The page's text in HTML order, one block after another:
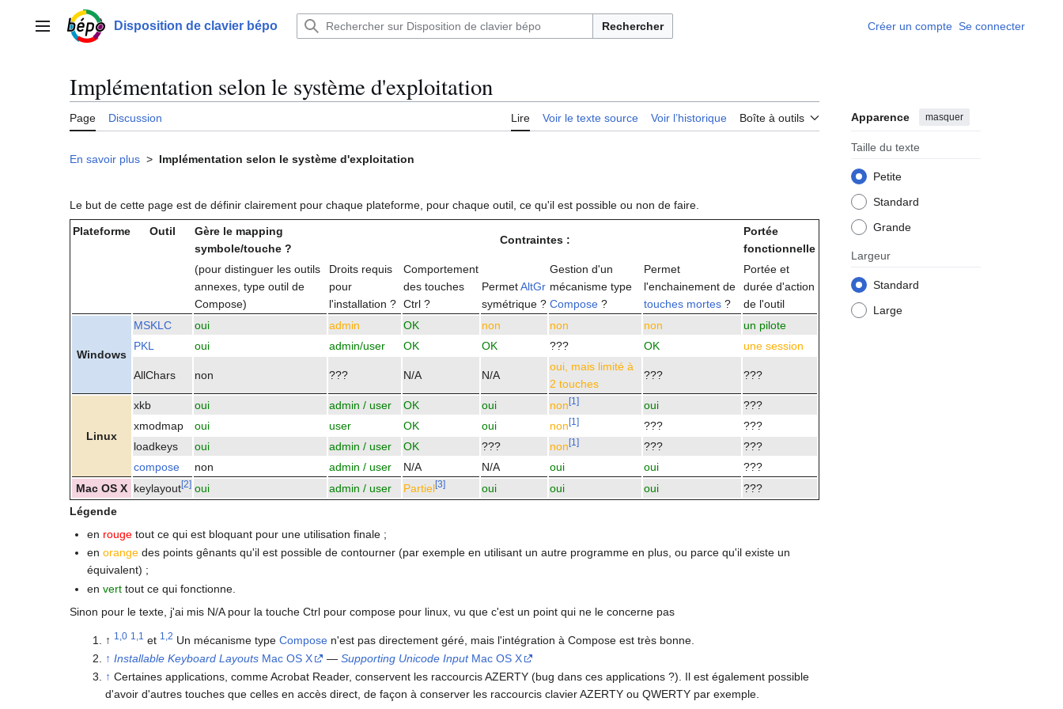
contenuMenu principalDisposition de clavier bépo Rechercher Créer un compte Se connecter
Implémentation selon le système d'exploitation
Page Discussion Lire Voir le texte source Voir l’historique Boîte à outils Apparence masquer
Taille du texte
Petite
Standard
Grande
Largeur
Standard
Large
En savoir plus > Implémentation selon le système d'exploitation
Le but de cette page est de définir clairement pour chaque plateforme, pour chaque outil, ce qu'il est possible ou non de faire.
Plateforme Outil
Gère le mapping
symbole/touche ?
Contraintes :
Portée
fonctionnelle
(pour distinguer les outils
annexes, type outil de
Compose)
Droits requis
pour
l'installation ?
Comportement
des touches
Ctrl ?
PermetAltGr
symétrique ?
Gestion d'un
mécanisme type
Compose ?
Permet
l'enchainement de
touches mortes ?
Portée et
durée d'action
de l'outil
Windows
MSKLC oui admin OK non non non
un pilote
PKL
oui admin/user OK OK ??? OK une session
AllChars non ??? N/A N/A
oui, mais limité à
2 touches
??? ???
Linux
xkb oui admin / user OK oui non [1 ] oui
???
xmodmap
oui user OK oui non [1 ] ???
???
loadkeys
oui admin / user OK ??? non [1 ] ???
???
compose
non admin / user N/A N/A oui oui
???
Mac OS X keylayout[2] oui admin / user Partiel[3] oui oui oui
???
Légende
en rouge tout ce qui est bloquant pour une utilisation finale ;
enorange des points gênants qu'il est possible de contourner (par exemple en utilisant un autre programme en plus, ou parce qu'il existe un
équivalent) ;
envert tout ce qui fonctionne.
Sinon pour le texte, j'ai mis N/A pour la touche Ctrl pour compose pour linux, vu que c'est un point qui ne le concerne pas
↑ 1,0 1,1 et 1,2 Un mécanisme type Composen'est pas directement géré, mais l'intégration à Compose est très bonne.
↑ Installable Keyboard LayoutsMac OS X — Supporting Unicode InputMac OS X
↑ Certaines applications, comme Acrobat Reader, conservent les raccourcis AZERTY (bug dans ces applications ?). Il est également possible
d'avoir d'autres touches que celles en accès direct, de façon à conserver les raccourcis clavier AZERTY ou QWERTY par exemple.